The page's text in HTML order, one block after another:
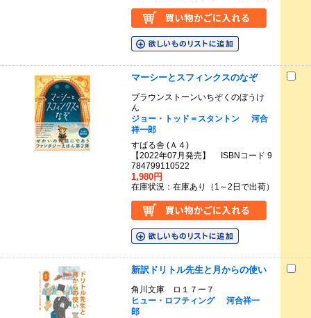
マーシーとスフィンクスのなぞ
ブラウンストーンいちぞくのぼうけ
ん
ジョー・トッド＝スタントン
河合
祥一郎
すばる舎 (Ａ４)
【2022年07月発売】 ISBNコード 9
784799110522
1,980円
在庫状況：在庫あり（1～2日で出荷）
新訳ドリトル先生と月からの使い
角川文庫 ロ１７ー７
ヒュー・ロフティング
河合祥一
郎